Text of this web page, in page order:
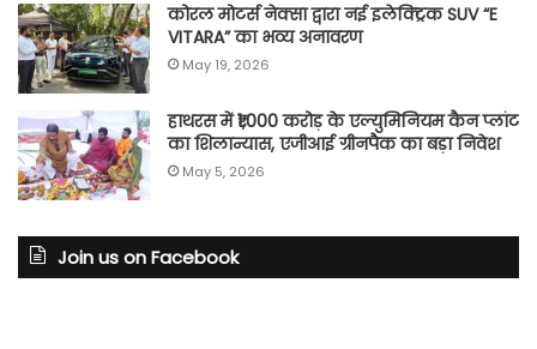
कोरल मोटर्स नेक्सा द्वारा नई इलेक्ट्रिक SUV “E
VITARA” का भव्य अनावरण
May 19, 2026
हाथरस में ₹1,000 करोड़ के एल्युमिनियम कैन प्लांट
का शिलान्यास, एजीआई ग्रीनपैक का बड़ा निवेश
May 5, 2026
Join us on Facebook